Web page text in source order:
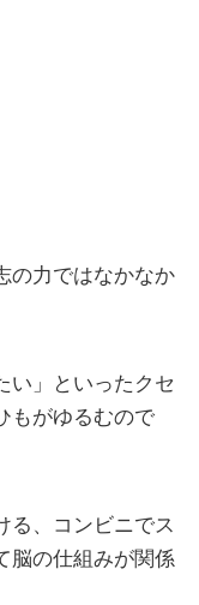
の力ではなかなか
い」といったクセ
もがゆるむので
る、コンビニでス
脳の仕組みが関係